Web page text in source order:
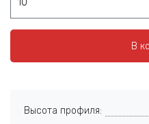
В
Высота профиля: